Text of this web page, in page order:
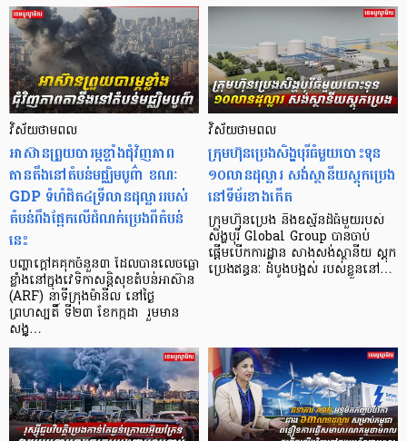
វិស័យថាមពល
អាស៊ានព្រួយបារម្ភខ្លាំងជុំវិញភាព
តានតឹងនៅ​តំបន់មជ្ឈិមបូព៌ា ខណៈ
GDP ទំហំជិត៤ទ្រីលានដុល្លាររបស់
តំបន់ពឹងផ្អែកលើដំណក់ប្រេងពីតំបន់
នេះ
បញ្ហាក្តៅគគុកចំនួន៣ ដែលបានលេចធ្លោ
ខ្លាំងនៅក្នុងវេទិកាសន្តិសុខតំបន់អាស៊ាន
(ARF) នាទីក្រុងម៉ានីល នៅថ្ងៃ
ព្រហស្បតិ៍ ទី២៣ ខែកក្កដា រួមមាន
សង្គ្…
វិស័យថាមពល
ក្រុមហ៊ុនប្រេងសិង្ហបុរីធំមួយបោះទុន
១០លានដុល្លារ សង់ស្ថានីយស្តុកប្រេង
នៅទីម័រខាងកើត
ក្រុមហ៊ុនប្រេង និងឧស្ម័នដ៏ធំមួយរបស់
សិង្ហបុរី Global Group បានចាប់
ផ្តើមបើកការដ្ឋាន សាងសង់ស្ថានីយ ស្តុក
ប្រេងឥន្ធនៈ ដំបូងបង្អស់ របស់ខ្លួននៅ…